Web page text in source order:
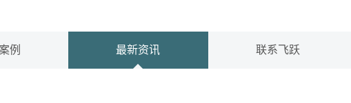
例 最新资讯 联系飞跃